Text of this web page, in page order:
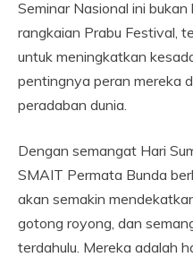
Seminar Nasional ini
rangkaian Prabu Festival,
untuk meningkatkan
pentingnya peran mereka
peradaban dunia.
Dengan semangat Hari
SMAIT Permata Bunda
akan semakin
gotong royong, dan
terdahulu. Mereka adalah